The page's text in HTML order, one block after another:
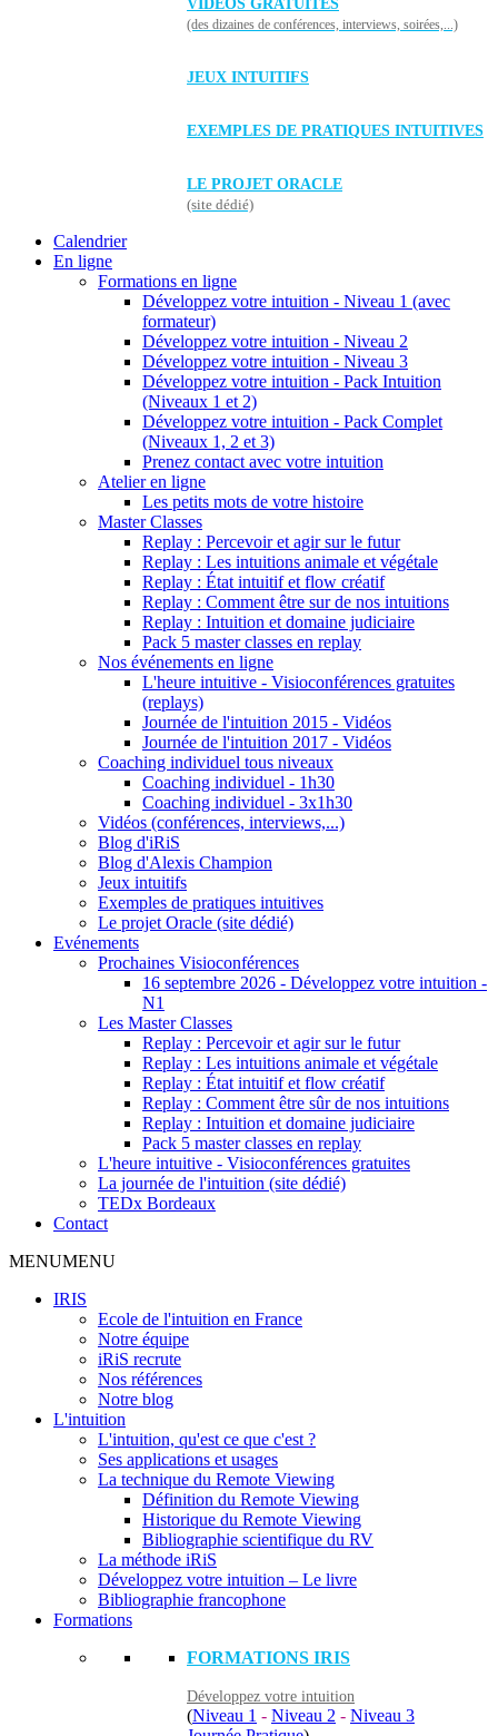
VIDÉOS GRATUITES
(des dizaines de conférences, interviews, soirées,...)
JEUX INTUITIFS
EXEMPLES DE PRATIQUES INTUITIVES
LE PROJET ORACLE
(site dédié)
Calendrier
En ligne
Formations en ligne
Développez votre intuition - Niveau 1 (avec
formateur)
Développez votre intuition - Niveau 2
Développez votre intuition - Niveau 3
Développez votre intuition - Pack Intuition
(Niveaux 1 et 2)
Développez votre intuition - Pack Complet
(Niveaux 1, 2 et 3)
Prenez contact avec votre intuition
Atelier en ligne
Les petits mots de votre histoire
Master Classes
Replay : Percevoir et agir sur le futur
Replay : Les intuitions animale et végétale
Replay : État intuitif et flow créatif
Replay : Comment être sur de nos intuitions
Replay : Intuition et domaine judiciaire
Pack 5 master classes en replay
Nos événements en ligne
L'heure intuitive - Visioconférences gratuites
(replays)
Journée de l'intuition 2015 - Vidéos
Journée de l'intuition 2017 - Vidéos
Coaching individuel tous niveaux
Coaching individuel - 1h30
Coaching individuel - 3x1h30
Vidéos (conférences, interviews,...)
Blog d'iRiS
Blog d'Alexis Champion
Jeux intuitifs
Exemples de pratiques intuitives
Le projet Oracle (site dédié)
Evénements
Prochaines Visioconférences
16 septembre 2026 - Développez votre intuition -
N1
Les Master Classes
Replay : Percevoir et agir sur le futur
Replay : Les intuitions animale et végétale
Replay : État intuitif et flow créatif
Replay : Comment être sûr de nos intuitions
Replay : Intuition et domaine judiciaire
Pack 5 master classes en replay
L'heure intuitive - Visioconférences gratuites
La journée de l'intuition (site dédié)
TEDx Bordeaux
Contact
MENUMENU
IRIS
Ecole de l'intuition en France
Notre équipe
iRiS recrute
Nos références
Notre blog
L'intuition
L'intuition, qu'est ce que c'est ?
Ses applications et usages
La technique du Remote Viewing
Définition du Remote Viewing
Historique du Remote Viewing
Bibliographie scientifique du RV
La méthode iRiS
Développez votre intuition – Le livre
Bibliographie francophone
Formations
FORMATIONS IRIS
Développez votre intuition
(Niveau 1 - Niveau 2 - Niveau 3